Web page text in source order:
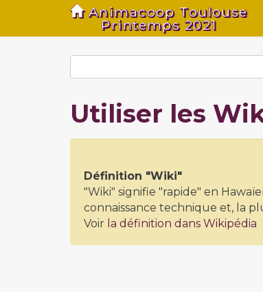
Animacoop Toulouse
Printemps 2021
Utiliser les
Définition "Wiki"
"Wiki" signifie "rapide" en
connaissance technique et, la
Voir la définition dans Wikipédia